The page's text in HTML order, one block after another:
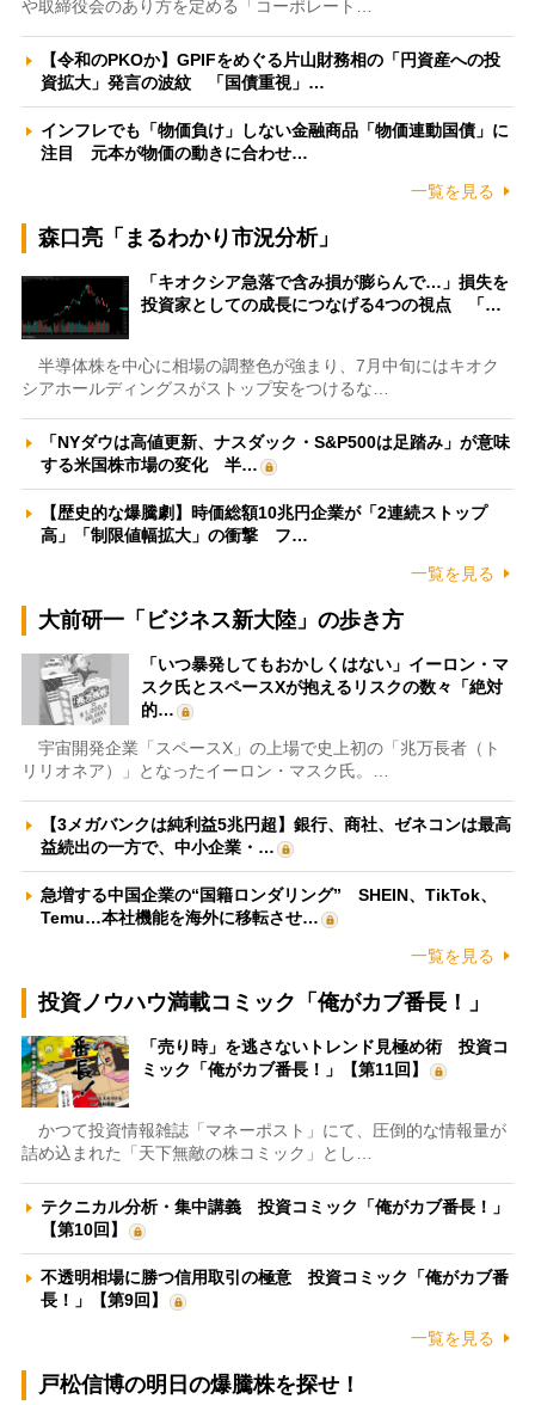
や取締役会のあり方を定める「コーポレート…
【令和のPKOか】GPIFをめぐる片山財務相の「円資産への投
資拡大」発言の波紋 「国債重視」…
インフレでも「物価負け」しない金融商品「物価連動国債」に
注目 元本が物価の動きに合わせ…
一覧を見る
森口亮「まるわかり市況分析」
「キオクシア急落で含み損が膨らんで…」損失を
投資家としての成長につなげる4つの視点 「…
半導体株を中心に相場の調整色が強まり、7月中旬にはキオク
シアホールディングスがストップ安をつけるな…
「NYダウは高値更新、ナスダック・S&P500は足踏み」が意味
する米国株市場の変化 半…
【歴史的な爆騰劇】時価総額10兆円企業が「2連続ストップ
高」「制限値幅拡大」の衝撃 フ…
一覧を見る
大前研一「ビジネス新大陸」の歩き方
「いつ暴発してもおかしくはない」イーロン・マ
スク氏とスペースXが抱えるリスクの数々「絶対
的…
宇宙開発企業「スペースX」の上場で史上初の「兆万長者（ト
リリオネア）」となったイーロン・マスク氏。…
【3メガバンクは純利益5兆円超】銀行、商社、ゼネコンは最高
益続出の一方で、中小企業・…
急増する中国企業の“国籍ロンダリング” SHEIN、TikTok、
Temu…本社機能を海外に移転させ…
一覧を見る
投資ノウハウ満載コミック「俺がカブ番長！」
「売り時」を逃さないトレンド見極め術 投資コ
ミック「俺がカブ番長！」【第11回】
かつて投資情報雑誌「マネーポスト」にて、圧倒的な情報量が
詰め込まれた「天下無敵の株コミック」とし…
テクニカル分析・集中講義 投資コミック「俺がカブ番長！」
【第10回】
不透明相場に勝つ信用取引の極意 投資コミック「俺がカブ番
長！」【第9回】
一覧を見る
戸松信博の明日の爆騰株を探せ！